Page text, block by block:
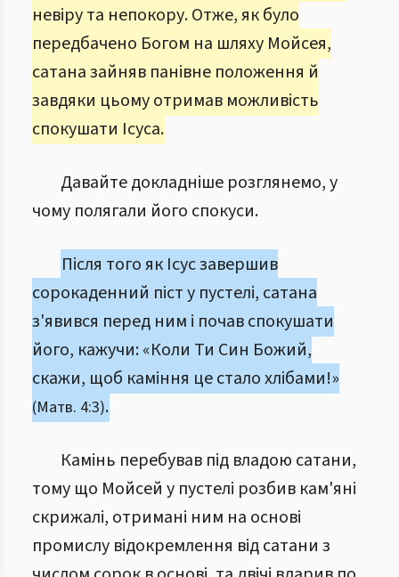
невіру та непокору. Отже, як було
передбачено Богом на шляху Мойсея,
сатана зайняв панівне положення й
завдяки цьому отримав можливість
спокушати Ісуса.
Давайте докладніше розглянемо, у
чому полягали його спокуси.
Після того як Ісус завершив
сорокаденний піст у пустелі, сатана
з'явився перед ним і почав спокушати
його, кажучи: «Коли Ти Син Божий,
скажи, щоб каміння це стало хлібами!»
(Матв. 4:3).
Камінь перебував під владою сатани,
тому що Мойсей у пустелі розбив кам'яні
скрижалі, отримані ним на основі
промислу відокремлення від сатани з